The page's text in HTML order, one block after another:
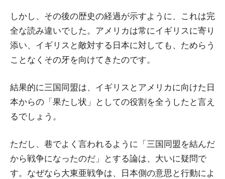
しかし、その後の歴史の経過が示すように、これは完
全な読み違いでした。アメリカは常にイギリスに寄り
添い、イギリスと敵対する日本に対しても、ためらう
ことなくその牙を向けてきたのです。
結果的に三国同盟は、イギリスとアメリカに向けた日
本からの「果たし状」としての役割を全うしたと言え
るでしょう。
ただし、巷でよく言われるように「三国同盟を結んだ
から戦争になったのだ」とする論は、大いに疑問で
す。なぜなら大東亜戦争は、日本側の意思と行動によ